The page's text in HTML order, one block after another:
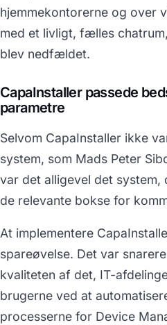
hjemmekontorerne og over
med et livligt, fælles
blev nedfældet.
CapaInstaller passede
parametre
Selvom CapaInstaller ikke
system, som Mads Peter
var det alligevel det
de relevante bokse for
At implementere
spareøvelse. Det var
kvaliteten af det, IT-
brugerne ved at
processerne for Device